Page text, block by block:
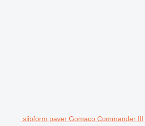
slipform paver Gomaco Commander III